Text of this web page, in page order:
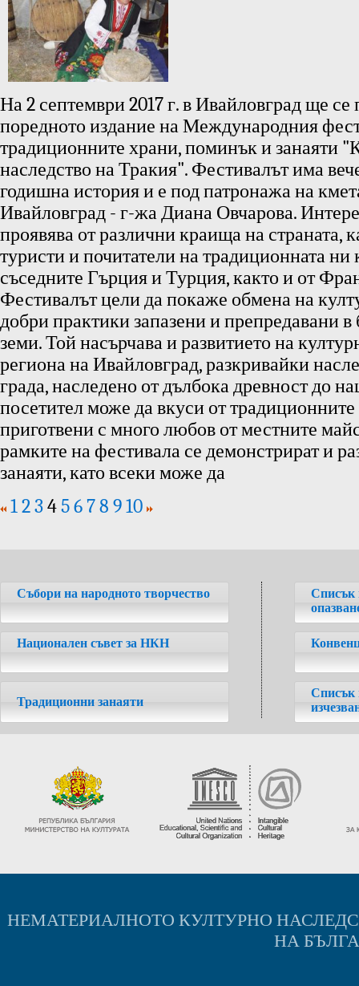
На 2 септември 2017 г. в Ивайловград ще се
поредното издание на Международния
традиционните храни, поминък и занаяти
наследство на Тракия". Фестивалът има
годишна история и е под патронажа на
Ивайловград - г-жа Диана Овчарова.
проявява от различни краища на страната,
туристи и почитатели на традиционната ни
съседните Гърция и Турция, както и от
Фестивалът цели да покаже обмена на
добри практики запазени и препредавани в
земи. Той насърчава и развитието на
региона на Ивайловград, разкривайки
града, наследено от дълбока древност до
посетител може да вкуси от традиционните
приготвени с много любов от местните
рамките на фестивала се демонстрират и
занаяти, като всеки може да
12345678 910
Събори на народното творчество
Национален съвет за НКН
Традиционни занаяти
Списък
Списък
НЕМАТЕРИАЛНОТО КУЛТУРНО
НА